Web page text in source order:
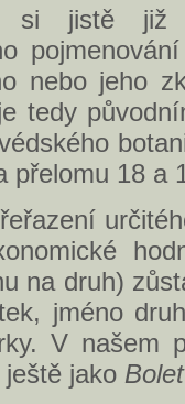
si jistě
nebo jeho
tedy
přelomu 18 a
na druh)
jméno
V našem
jako